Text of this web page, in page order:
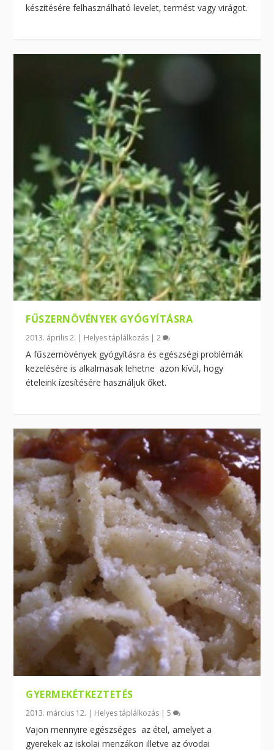
készítésére felhasználható levelet, termést vagy virágot.
FŰSZERNÖVÉNYEK GYÓGYÍTÁSRA
2013. április 2. Helyes táplálkozás |2
A fűszernövények gyógyításra és egészségi problémák
kezelésére is alkalmasak lehetne azon kívül, hogy
ételeink ízesítésére használjuk őket.
GYERMEKÉTKEZTETÉS
2013. március 12. | Helyes táplálkozás |5
Vajon mennyire egészséges az étel, amelyet a
gyerekek az iskolai menzákon illetve az óvodai